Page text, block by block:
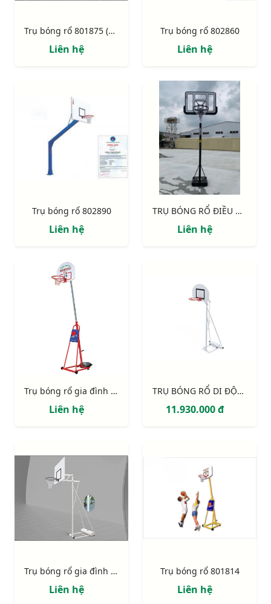
Trụ bóng rổ 801875 (BS8875)
Liên hệ
Trụ bóng rổ 802860
Liên hệ
Trụ bóng rổ 802890
Liên hệ
TRỤ BÓNG RỔ ĐIỀU CHỈNH ĐỘ CAO 801818
Liên hệ
Trụ bóng rổ gia đình S14614
Liên hệ
TRỤ BÓNG RỔ DI ĐỘNG S14625
11.930.000 đ
Trụ bóng rổ gia đình 801825
Liên hệ
Trụ bóng rổ 801814
Liên hệ